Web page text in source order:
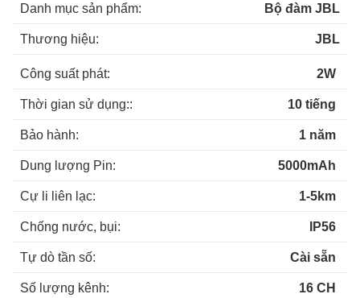
Danh mục sản phẩm: Bộ đàm JBL
Thương hiệu: JBL
Công suất phát: 2W
Thời gian sử dụng:: 10 tiếng
Bảo hành: 1 năm
Dung lượng Pin: 5000mAh
Cự li liên lạc: 1-5km
Chống nước, bụi: IP56
Tự dò tần số: Cài sẵn
Số lượng kênh: 16 CH